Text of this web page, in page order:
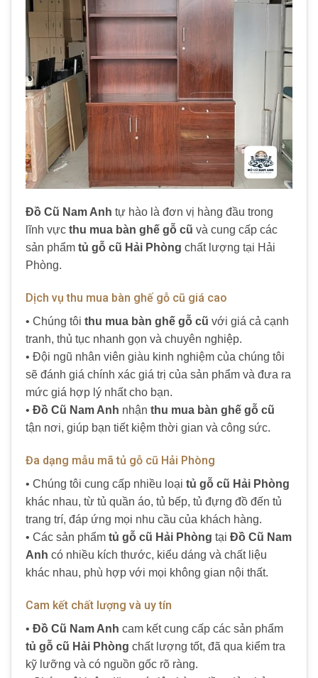
Đồ Cũ Nam Anh tự hào là đơn vị hàng đầu trong
lĩnh vực thu mua bàn ghế gỗ cũ và cung cấp các
sản phẩm tủ gỗ cũ Hải Phòng chất lượng tại Hải
Phòng.
Dịch vụ thu mua bàn ghế gỗ cũ giá cao
• Chúng tôi thu mua bàn ghế gỗ cũ với giá cả cạnh
tranh, thủ tục nhanh gọn và chuyên nghiệp.
• Đội ngũ nhân viên giàu kinh nghiệm của chúng tôi
sẽ đánh giá chính xác giá trị của sản phẩm và đưa ra
mức giá hợp lý nhất cho bạn.
• Đồ Cũ Nam Anh nhận thu mua bàn ghế gỗ cũ
tận nơi, giúp bạn tiết kiệm thời gian và công sức.
Đa dạng mẫu mã tủ gỗ cũ Hải Phòng
• Chúng tôi cung cấp nhiều loại tủ gỗ cũ Hải Phòng
khác nhau, từ tủ quần áo, tủ bếp, tủ đựng đồ đến tủ
trang trí, đáp ứng mọi nhu cầu của khách hàng.
• Các sản phẩm tủ gỗ cũ Hải Phòng tại Đồ Cũ Nam
Anh có nhiều kích thước, kiểu dáng và chất liệu
khác nhau, phù hợp với mọi không gian nội thất.
Cam kết chất lượng và uy tín
• Đồ Cũ Nam Anh cam kết cung cấp các sản phẩm
tủ gỗ cũ Hải Phòng chất lượng tốt, đã qua kiểm tra
kỹ lưỡng và có nguồn gốc rõ ràng.